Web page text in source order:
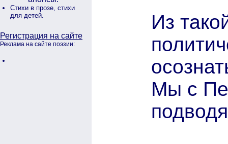
Стихи в прозе, стихи
для детей.
Регистрация на сайте
Реклама на сайте поэзии:
Из
Мы с